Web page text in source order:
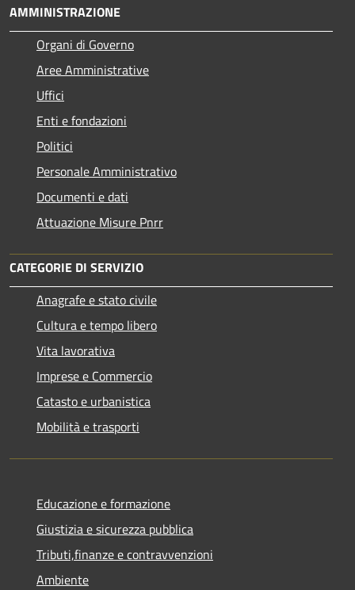
AMMINISTRAZIONE
Organi di Governo
Aree Amministrative
Uffici
Enti e fondazioni
Politici
Personale Amministrativo
Documenti e dati
Attuazione Misure Pnrr
CATEGORIE DI SERVIZIO
Anagrafe e stato civile
Cultura e tempo libero
Vita lavorativa
Imprese e Commercio
Catasto e urbanistica
Mobilità e trasporti
Educazione e formazione
Giustizia e sicurezza pubblica
Tributi,finanze e contravvenzioni
Ambiente